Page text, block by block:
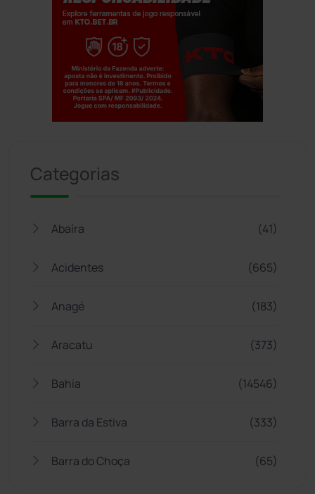
Categorias
Abaíra (41)
Acidentes (665)
Anagé (183)
Aracatu (373)
Bahia (14546)
Barra da Estiva (333)
Barra do Choça (65)